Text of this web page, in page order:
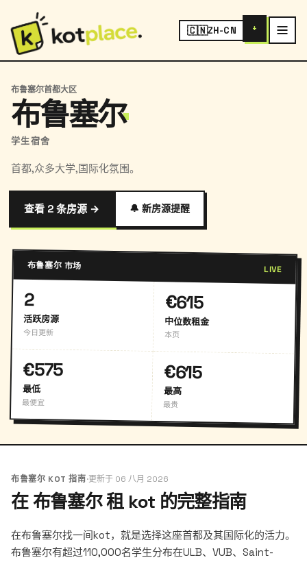
🇨🇳ZH-CN +
布鲁塞尔首都大区
布鲁塞尔
学生宿舍
首都,众多大学,国际化氛围。
查看 2 条房源 → 🔔 新房源提醒
布鲁塞尔 市场 LIVE
2
活跃房源
今日更新
€615
中位数租金
本页
€575
最低
最便宜
€615
最高
最贵
布鲁塞尔 KOT 指南·更新于 06 八月 2026
在 布鲁塞尔 租 kot 的完整指南
在布鲁塞尔找一间kot，就是选择这座首都及其国际化的活力。
布鲁塞尔有超过110,000名学生分布在ULB、VUB、Saint-